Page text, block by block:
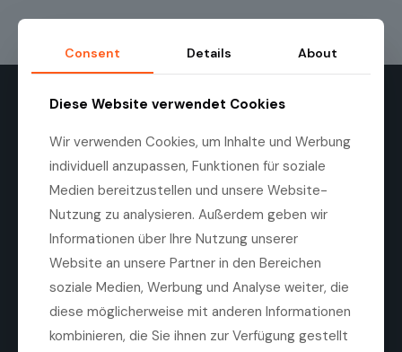
Die Medilas AG ist ein führender Anbieter von
hochwertigen ophthalmologischen Produkten,
Unternehmens ist es, die Sehqualität von Patienten zu
verbessern, durch eine enge Zusammenarbeit mit
Herstellern, Kliniken und Augenärzten.
Tel. +41 44 747 40 00
Fax +41 44 747 40 05
info@medilas.ch
Consent Details About
Diese Website verwendet Cookies
Wir verwenden Cookies, um Inhalte und Werbung
individuell anzupassen, Funktionen für soziale
Medien bereitzustellen und unsere Website-
Nutzung zu analysieren. Außerdem geben wir
Informationen über Ihre Nutzung unserer
Website an unsere Partner in den Bereichen
soziale Medien, Werbung und Analyse weiter, die
diese möglicherweise mit anderen Informationen
kombinieren, die Sie ihnen zur Verfügung gestellt